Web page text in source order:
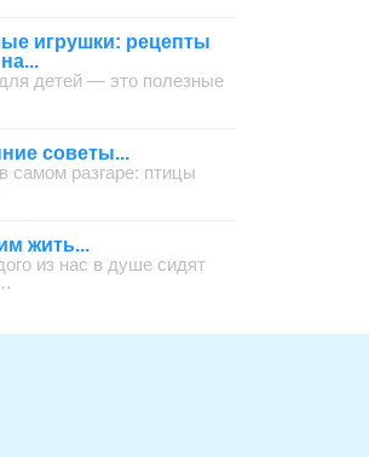
игрушки: рецепты
детей — это полезные
советы...
самом разгаре: птицы
жить...
из нас в душе сидят